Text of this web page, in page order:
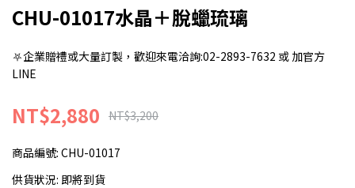
CHU-01017水晶＋脫蠟琉璃
⛧企業贈禮或大量訂製，歡迎來電洽詢:02-2893-7632 或 加官方
LINE
NT$2,880 NT$3,200
商品編號: CHU-01017
供貨狀況: 即將到貨